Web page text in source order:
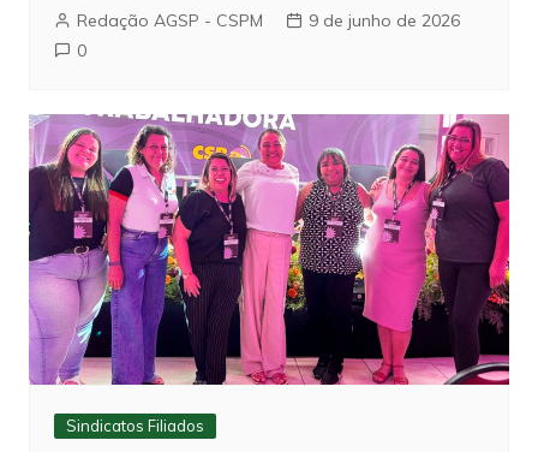
Redação AGSP - CSPM
9 de junho de 2026
0
Sindicatos Filiados